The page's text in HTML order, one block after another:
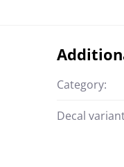
Category:
Decal